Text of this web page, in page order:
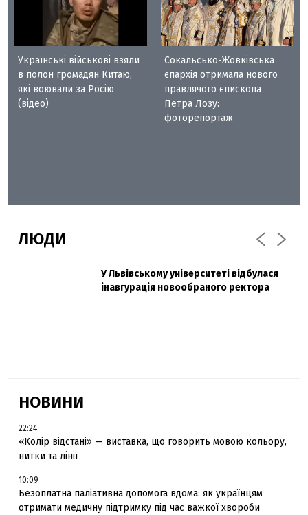
Українські військові взяли
в полон громадян Китаю,
які воювали за Росію
(відео)
Сокальсько-Жовківська
єпархія отримала нового
правлячого єпископа
Петра Лозу:
фоторепортаж
ЛЮДИ
Павло Дак
Захисник "Азовсталі" Діанов вдруге
одружився та показав фото з весілля
У Львівському університеті відбулася
інавгурація новообраного ректора
НОВИНИ
22:24
«Колір відстані» — виставка, що говорить мовою кольору,
нитки та лінії
10:09
Безоплатна паліативна допомога вдома: як українцям
отримати медичну підтримку під час важкої хвороби